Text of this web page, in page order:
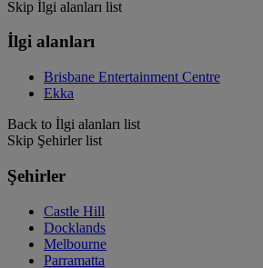
Skip İlgi alanları list
İlgi alanları
Brisbane Entertainment Centre
Ekka
Back to İlgi alanları list
Skip Şehirler list
Şehirler
Castle Hill
Docklands
Melbourne
Parramatta